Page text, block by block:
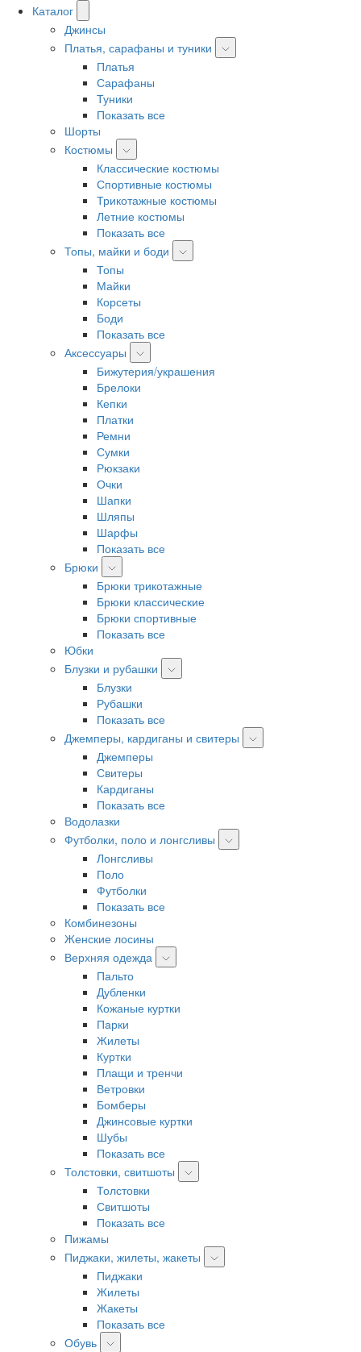
Каталог
Джинсы
Платья, сарафаны и туники
Платья
Сарафаны
Туники
Показать все
Шорты
Костюмы
Классические костюмы
Спортивные костюмы
Трикотажные костюмы
Летние костюмы
Показать все
Топы, майки и боди
Топы
Майки
Корсеты
Боди
Показать все
Аксессуары
Бижутерия/украшения
Брелоки
Кепки
Платки
Ремни
Сумки
Рюкзаки
Очки
Шапки
Шляпы
Шарфы
Показать все
Брюки
Брюки трикотажные
Брюки классические
Брюки спортивные
Показать все
Юбки
Блузки и рубашки
Блузки
Рубашки
Показать все
Джемперы, кардиганы и свитеры
Джемперы
Свитеры
Кардиганы
Показать все
Водолазки
Футболки, поло и лонгсливы
Лонгсливы
Поло
Футболки
Показать все
Комбинезоны
Женские лосины
Верхняя одежда
Пальто
Дубленки
Кожаные куртки
Парки
Жилеты
Куртки
Плащи и тренчи
Ветровки
Бомберы
Джинсовые куртки
Шубы
Показать все
Толстовки, свитшоты
Толстовки
Свитшоты
Показать все
Пижамы
Пиджаки, жилеты, жакеты
Пиджаки
Жилеты
Жакеты
Показать все
Обувь